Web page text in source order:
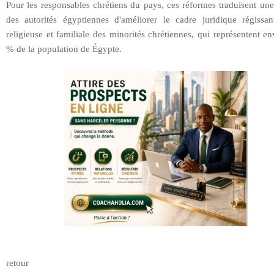
Pour les responsables chrétiens du pays, ces réformes traduisent
des autorités égyptiennes d'améliorer le cadre juridique
religieuse et familiale des minorités chrétiennes, qui représentent
% de la population de Égypte.
retour